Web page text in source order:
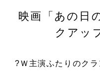
映画「あの日
クアッ
?Ｗ主演ふたりのク